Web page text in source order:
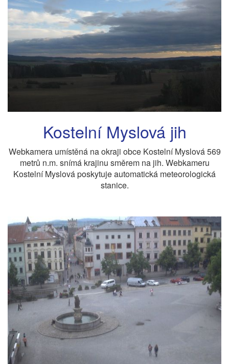
Kostelní Myslová jih
Webkamera umístěná na okraji obce Kostelní Myslová 569
metrů n.m. snímá krajinu směrem na jih. Webkameru
Kostelní Myslová poskytuje automatická meteorologická
stanice.